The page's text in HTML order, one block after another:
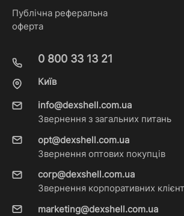
Публічна реферальна
оферта
0 800 33 13 21
Київ
info@dexshell.com.ua
Звернення з загальних питань
opt@dexshell.com.ua
Звернення оптових покупців
corp@dexshell.com.ua
Звернення корпоративних
marketing@dexshell.com.ua